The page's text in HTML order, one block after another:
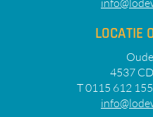
LOCATIE
4537
T 0115 612